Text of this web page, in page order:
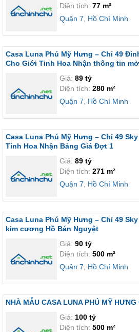
Diện tích: 77 m²
Quận 7
Hồ Chí Minh
Casa Luna Phú Mỹ Hưng – Chỉ 49
Cho Giới Tinh Hoa Nhận thông tin
Giá: 89 tỷ
Diện tích: 280 m²
Quận 7
Hồ Chí Minh
Casa Luna Phú Mỹ Hưng – Chỉ 49
Tinh Hoa Nhận Bảng Giá Đợt 1
Giá: 89 tỷ
Diện tích: 271 m²
Quận 7
Hồ Chí Minh
Casa Luna Phú Mỹ Hưng – Chỉ 49
kim cương Hồ Bán Nguyệt
Giá: 90 tỷ
Diện tích: 500 m²
Quận 7
Hồ Chí Minh
NHÀ MẪU CASA LUNA PHÚ MỸ
Giá: 100 tỷ
Diện tích: 500 m²